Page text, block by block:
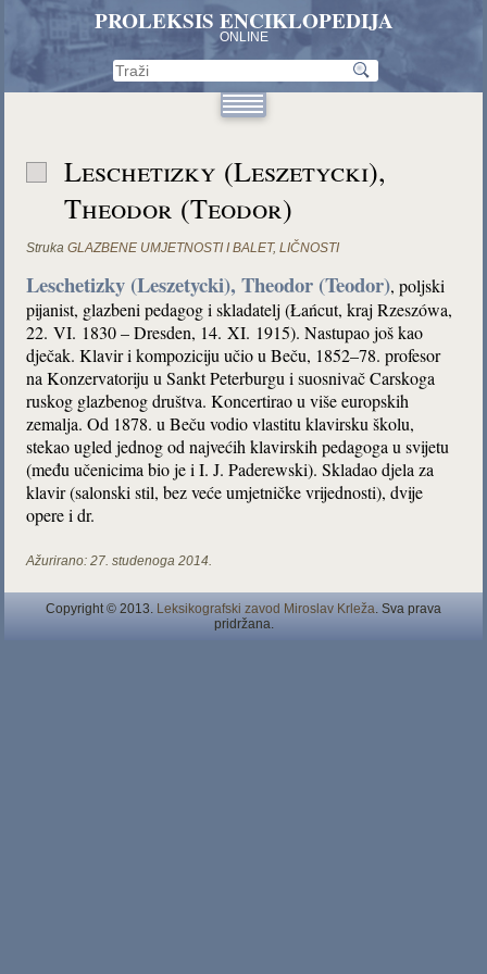
PROLEKSIS ENCIKLOPEDIJA
ONLINE
Leschetizky (Leszetycki),
Theodor (Teodor)
Struka GLAZBENE UMJETNOSTI I BALET,LIČNOSTI
Leschetizky (Leszetycki), Theodor (Teodor), poljski
pijanist, glazbeni pedagog i skladatelj (Łańcut, kraj Rzeszówa,
22. VI. 1830 – Dresden, 14. XI. 1915). Nastupao još kao
dječak. Klavir i kompoziciju učio u Beču, 1852–78. profesor
na Konzervatoriju u Sankt Peterburgu i suosnivač Carskoga
ruskog glazbenog društva. Koncertirao u više europskih
zemalja. Od 1878. u Beču vodio vlastitu klavirsku školu,
stekao ugled jednog od najvećih klavirskih pedagoga u svijetu
(među učenicima bio je i I. J. Paderewski). Skladao djela za
klavir (salonski stil, bez veće umjetničke vrijednosti), dvije
opere i dr.
Ažurirano: 27. studenoga 2014.
Copyright © 2013. Leksikografski zavod Miroslav Krleža. Sva prava
pridržana.